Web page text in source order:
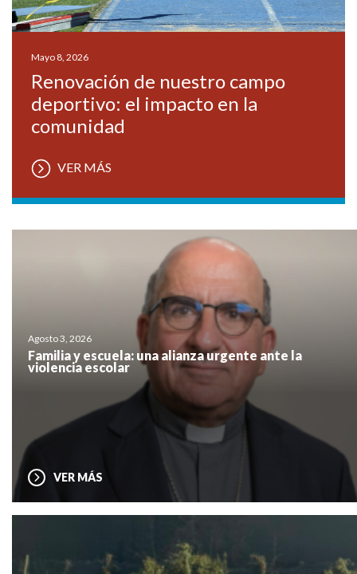
Mayo 8, 2026
Renovación de nuestro campo
deportivo: el impacto en la
comunidad
VER MÁS
Agosto 3, 2026
Familia y escuela: una alianza urgente ante la
violencia escolar
VER MÁS